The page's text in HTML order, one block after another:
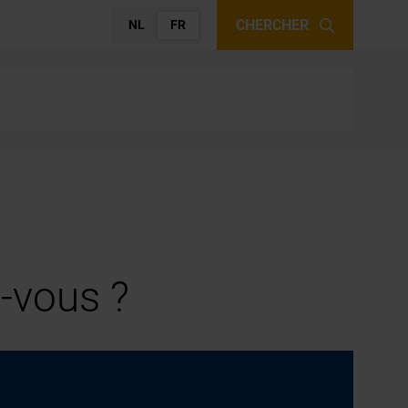
NL FR CHERCHER
?